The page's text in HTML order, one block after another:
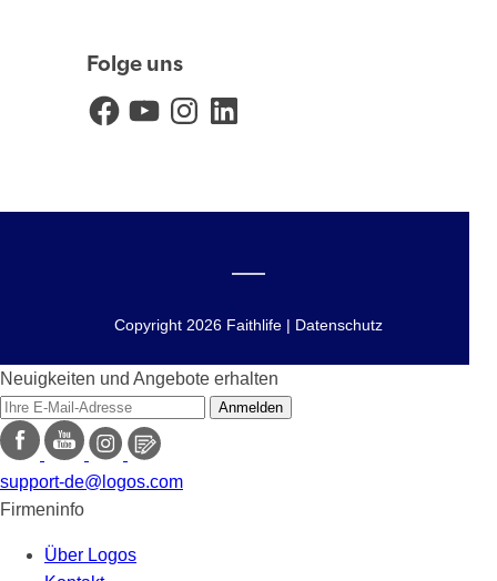
Folge uns
FacebookYouTubeInstagramLinkedIn
Copyright 2026 Faithlife | Datenschutz